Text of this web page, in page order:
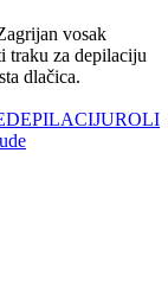
vosak
traku za depilaciju
dlačica.
DEPILACIJUROLI